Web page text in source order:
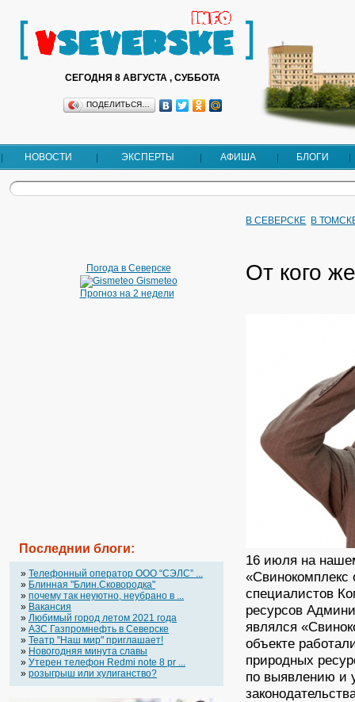
СЕГОДНЯ 8 АВГУСТА , СУББОТА
ПОДЕЛИТЬСЯ…
НОВОСТИ ЭКСПЕРТЫ АФИША БЛОГИ
Погода в Северске
Gismeteo
Прогноз на 2 недели
Последнии блоги:
» Телефонный оператор OOO “СЭЛС” ...
» Блинная "Блин.Сковородка"
» почему так неуютно, неубрано в ...
» Вакансия
» Любимый город летом 2021 года
» АЗС Газпромнефть в Северске
» Театр "Наш мир" приглашает!
» Новогодняя минута славы
» Утерен телефон Redmi note 8 pr ...
» розыгрыш или хулиганство?
В СЕВЕРСКЕ В
От кого
16 июля на
«Свинокомплекс
специалистов
ресурсов
являлся
объекте
природных
по выявлению и